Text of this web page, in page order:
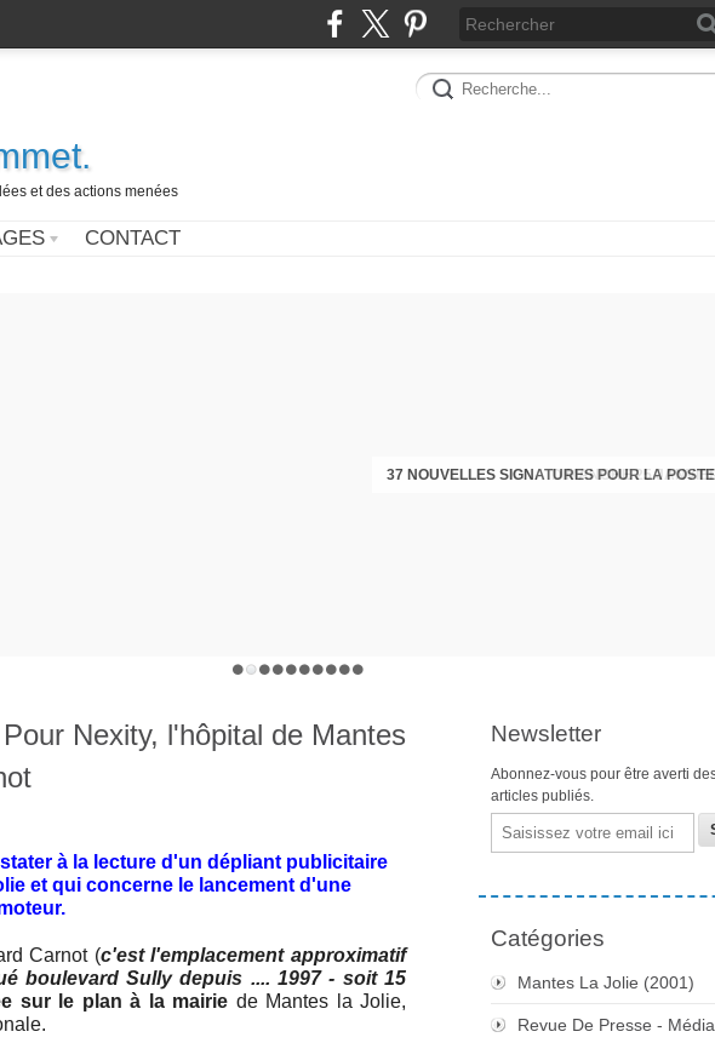
et des actions menées
CONTACT
37 NOUVELLES SIGNATURES POUR LA
DIMANCHE 25
Nexity, l'hôpital de Mantes
à la lecture d'un dépliant publicitaire
et qui concerne le lancement d'une
Carnot (c'est l'emplacement approximatif
boulevard Sully depuis .... 1997 - soit 15
sur le plan à la mairie de Mantes la Jolie,
Newsletter
Abonnez-vous pour être averti
articles publiés.
Email
Catégories
Mantes La Jolie (2001)
Revue De Presse -